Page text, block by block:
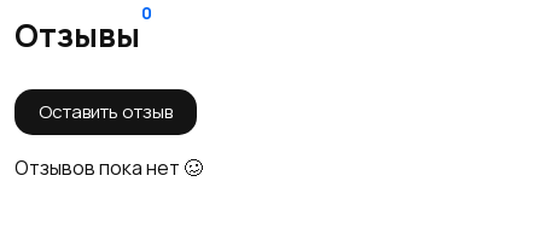
Отзывы
0
Оставить отзыв
Отзывов пока нет 🥴